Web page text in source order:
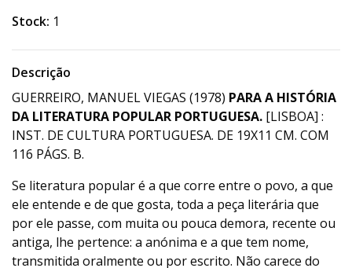
Stock: 1
Descrição
GUERREIRO, MANUEL VIEGAS (1978) PARA A HISTÓRIA
DA LITERATURA POPULAR PORTUGUESA. [LISBOA] :
INST. DE CULTURA PORTUGUESA. DE 19X11 CM. COM
116 PÁGS. B.
Se literatura popular é a que corre entre o povo, a que
ele entende e de que gosta, toda a peça literária que
por ele passe, com muita ou pouca demora, recente ou
antiga, lhe pertence: a anónima e a que tem nome,
transmitida oralmente ou por escrito. Não carece do